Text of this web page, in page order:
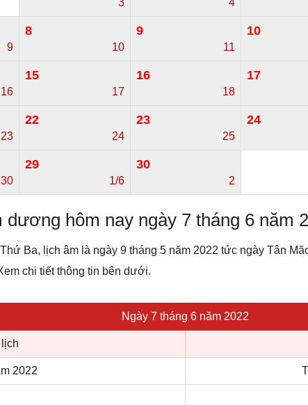
9
8
10
9
11
10
16
15
17
16
18
17
23
22
24
23
25
24
30
29
1/6
30
2
hôm nay ngày 7 tháng 6 năm
Ba, lịch âm là ngày 9 tháng 5 năm 2022 tức ngày Tân
chi tiết thông tin bên dưới.
Ngày 7 tháng 6 năm 2022
2022